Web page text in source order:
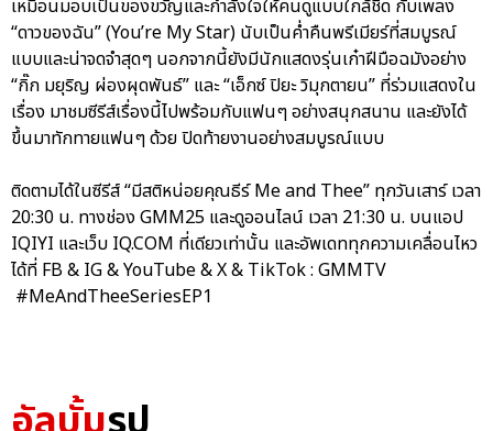
เหมือนมอบเป็นของขวัญและกำลังใจให้คนดูแบบใกล้ชิด กับเพลง
“ดาวของฉัน” (You’re My Star) นับเป็นค่ำคืนพรีเมียร์ที่สมบูรณ์
แบบและน่าจดจำสุดๆ นอกจากนี้ยังมีนักแสดงรุ่นเก๋าฝีมือฉมังอย่าง
“กิ๊ก มยุริญ ผ่องผุดพันธ์” และ “เอ็กซ์ ปิยะ วิมุกตายน” ที่ร่วมแสดงใน
เรื่อง มาชมซีรีส์เรื่องนี้ไปพร้อมกับแฟนๆ อย่างสนุกสนาน และยังได้
ขึ้นมาทักทายแฟนๆ ด้วย ปิดท้ายงานอย่างสมบูรณ์แบบ
ติดตามได้ในซีรีส์ “มีสติหน่อยคุณธีร์ Me and Thee” ทุกวันเสาร์ เวลา
20:30 น. ทางช่อง GMM25 และดูออนไลน์ เวลา 21:30 น. บนแอป
IQIYI และเว็บ IQ.COM ที่เดียวเท่านั้น และอัพเดททุกความเคลื่อนไหว
ได้ที่ FB & IG & YouTube & X & TikTok : GMMTV
#MeAndTheeSeriesEP1